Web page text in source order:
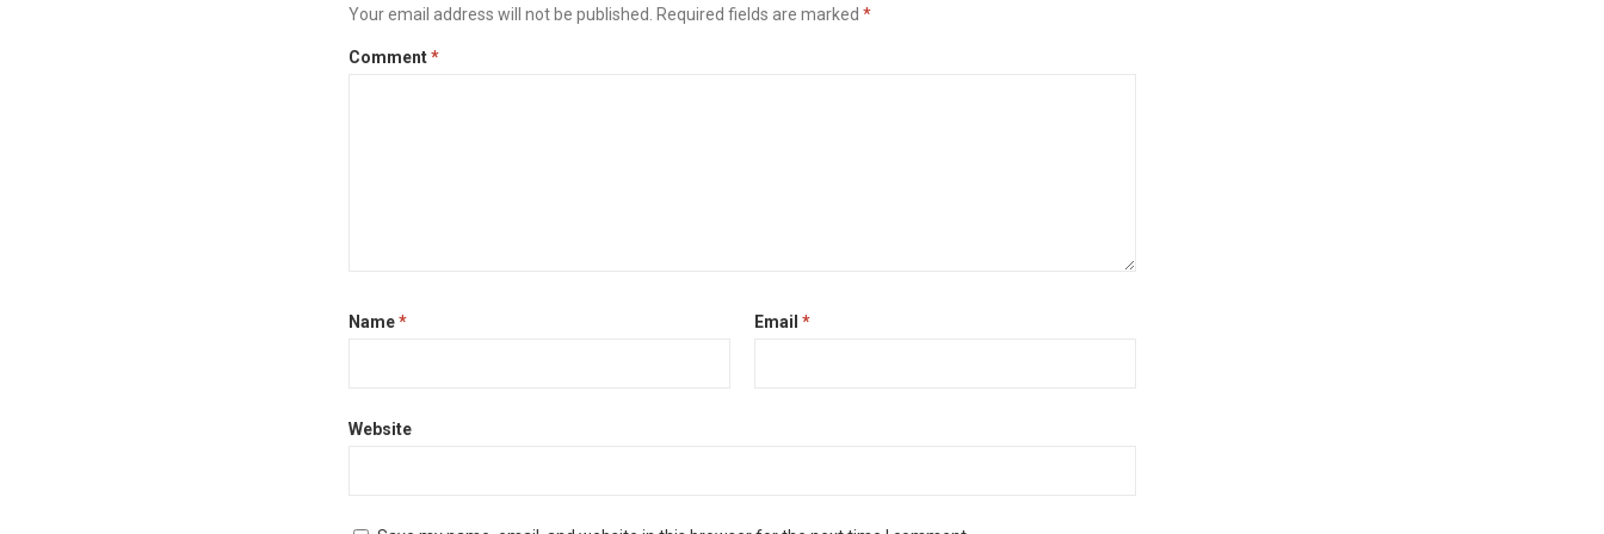
Your email address will not be published. Required fields are marked *
Comment*
Name* Email *
Website